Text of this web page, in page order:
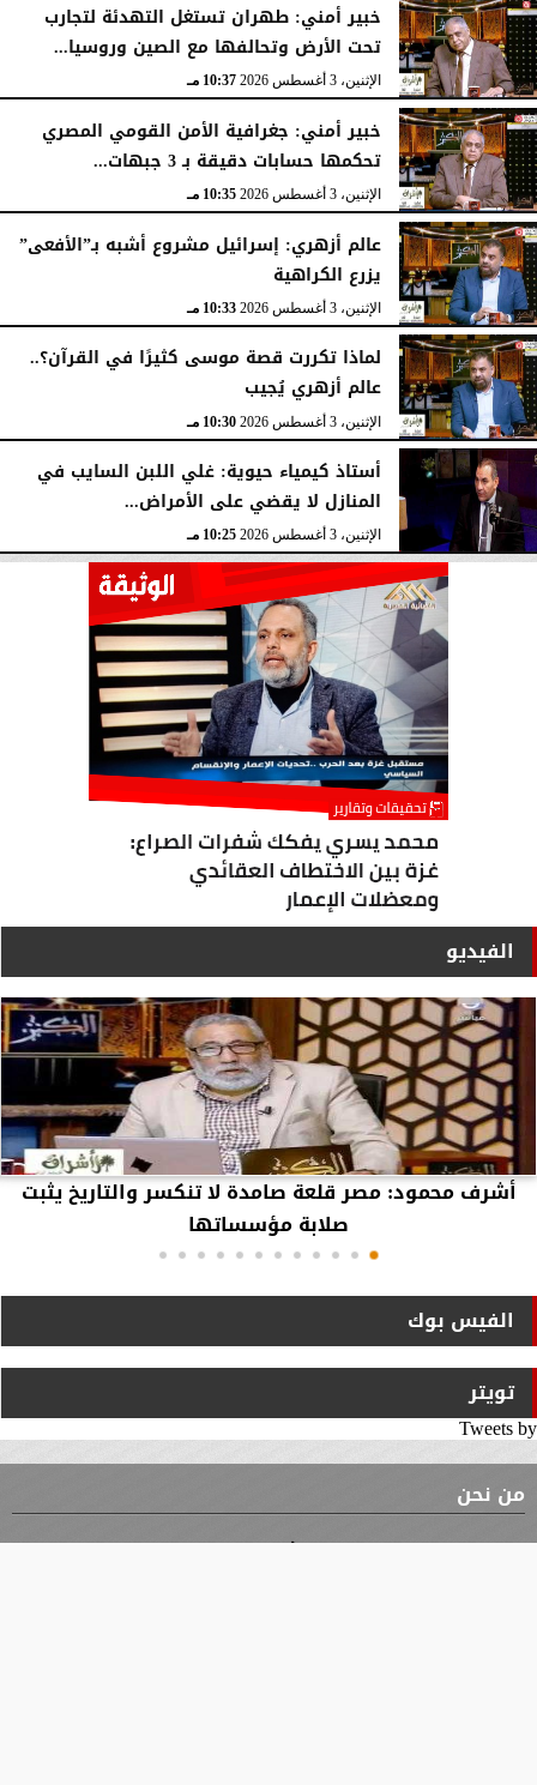
خبير أمني: طهران تستغل التهدئة لتجارب
تحت الأرض وتحالفها مع الصين وروسيا...
الإثنين، 3 أغسطس 2026 10:37 مـ
خبير أمني: جغرافية الأمن القومي المصري
تحكمها حسابات دقيقة بـ 3 جبهات...
الإثنين، 3 أغسطس 2026 10:35 مـ
عالم أزهري: إسرائيل مشروع أشبه بـ”الأفعى”
يزرع الكراهية
الإثنين، 3 أغسطس 2026 10:33 مـ
لماذا تكررت قصة موسى كثيرًا في القرآن؟..
عالم أزهري يُجيب
الإثنين، 3 أغسطس 2026 10:30 مـ
أستاذ كيمياء حيوية: غلي اللبن السايب في
المنازل لا يقضي على الأمراض...
الإثنين، 3 أغسطس 2026 10:25 مـ
الفيديو
أشرف محمود: مصر قلعة صامدة لا تنكسر والتاريخ يثبت
صلابة مؤسساتها
الفيس بوك
تويتر
Tweets by
من نحن